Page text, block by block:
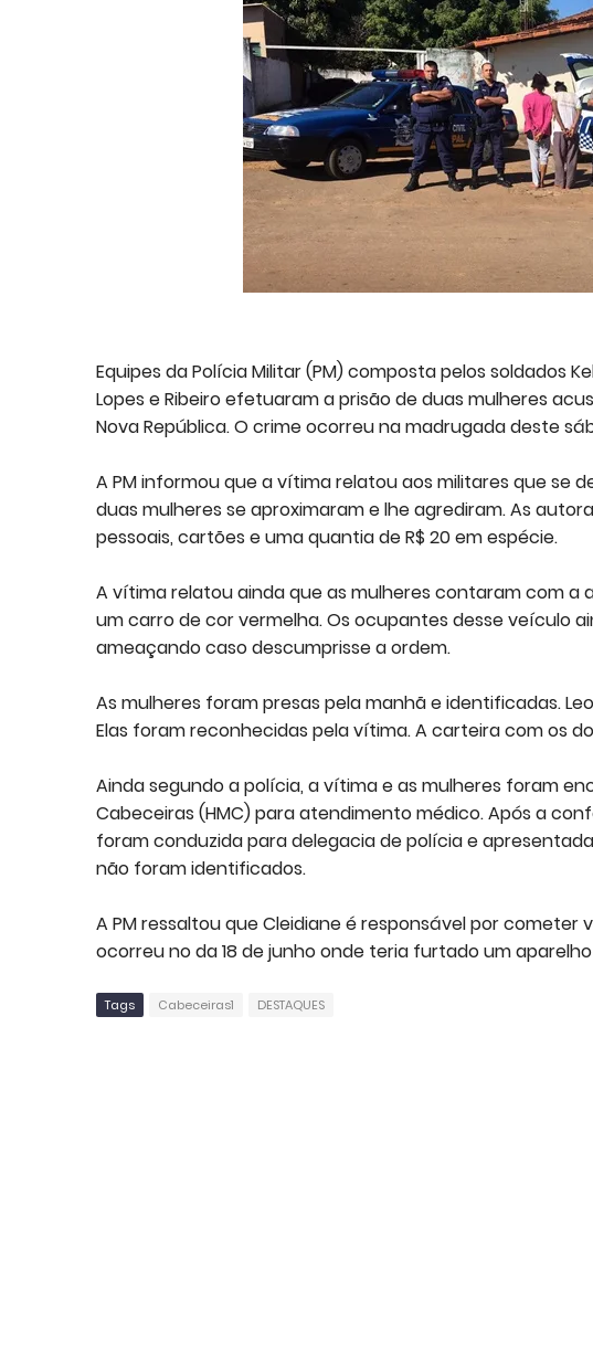
Equipes da Polícia Militar (PM) composta pelos soldados
Lopes e Ribeiro efetuaram a prisão de duas mulheres
Nova República. O crime ocorreu na madrugada deste
A PM informou que a vítima relatou aos militares que se
duas mulheres se aproximaram e lhe agrediram. As
pessoais, cartões e uma quantia de R$ 20 em espécie.
A vítima relatou ainda que as mulheres contaram com
um carro de cor vermelha. Os ocupantes desse veículo
ameaçando caso descumprisse a ordem.
As mulheres foram presas pela manhã e identificadas.
Elas foram reconhecidas pela vítima. A carteira com os
Ainda segundo a polícia, a vítima e as mulheres foram
Cabeceiras (HMC) para atendimento médico. Após a
foram conduzida para delegacia de polícia e
não foram identificados.
A PM ressaltou que Cleidiane é responsável por
ocorreu no da 18 de junho onde teria furtado um
Tags Cabeceiras1 DESTAQUES